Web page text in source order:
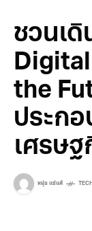
ชวนเดิ
the
ประกอ
เศรษ
หนุ่ย แซ่แต้